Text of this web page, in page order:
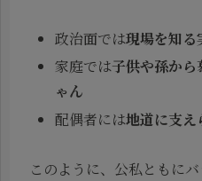
政治面では現場を知る
家庭では子供や孫から
ゃん
配偶者には地道に支え
このように、公私ともに